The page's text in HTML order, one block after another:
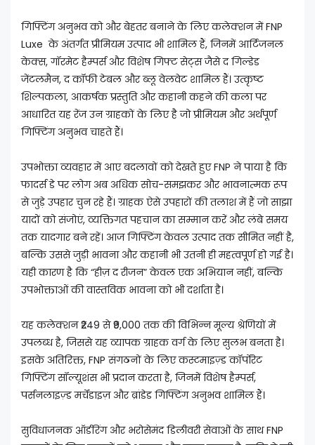
गिफ्टिंग अनुभव को और बेहतर बनाने के लिए कलेक्शन में FNP
Luxe के अंतर्गत प्रीमियम उत्पाद भी शामिल हैं, जिनमें आर्टिजनल
केक्स, गॉरमेट हैम्पर्स और विशेष गिफ्ट सेट्स जैसे द गिल्डेड
जेंटलमैन, द कॉफी टेबल और ब्लू वेलवेट शामिल हैं। उत्कृष्ट
शिल्पकला, आकर्षक प्रस्तुति और कहानी कहने की कला पर
आधारित यह रेंज उन ग्राहकों के लिए है जो प्रीमियम और अर्थपूर्ण
गिफ्टिंग अनुभव चाहते हैं।
उपभोक्ता व्यवहार में आए बदलावों को देखते हुए FNP ने पाया है कि
फादर्स डे पर लोग अब अधिक सोच-समझकर और भावनात्मक रूप
से जुड़े उपहार चुन रहे हैं। ग्राहक ऐसे उपहारों की तलाश में हैं जो साझा
यादों को संजोएं, व्यक्तिगत पहचान का सम्मान करें और लंबे समय
तक यादगार बने रहें। आज गिफ्टिंग केवल उत्पाद तक सीमित नहीं है,
बल्कि उससे जुड़ी भावना और कहानी भी उतनी ही महत्वपूर्ण हो गई है।
यही कारण है कि “हीज़ द रीजन” केवल एक अभियान नहीं, बल्कि
उपभोक्ताओं की वास्तविक भावना को भी दर्शाता है।
यह कलेक्शन ₹249 से ₹9,000 तक की विभिन्न मूल्य श्रेणियों में
उपलब्ध है, जिससे यह व्यापक ग्राहक वर्ग के लिए सुलभ बनता है।
इसके अतिरिक्त, FNP संगठनों के लिए कस्टमाइज़्ड कॉर्पोरेट
गिफ्टिंग सॉल्यूशंस भी प्रदान करता है, जिनमें विशेष हैम्पर्स,
पर्सनलाइज़्ड मर्चेंडाइज़ और ब्रांडेड गिफ्टिंग अनुभव शामिल हैं।
सुविधाजनक ऑर्डरिंग और भरोसेमंद डिलीवरी सेवाओं के साथ FNP